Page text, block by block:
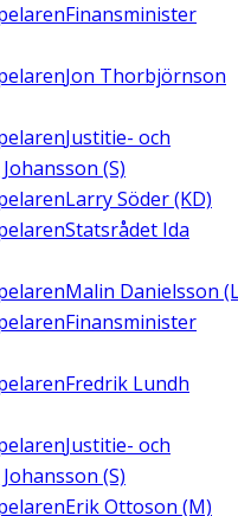
Finansminister
Jon Thorbjörnson
Justitie- och
(S)
Larry Söder (KD)
Statsrådet Ida
Malin Danielsson
Finansminister
Fredrik Lundh
Justitie- och
(S)
Erik Ottoson (M)